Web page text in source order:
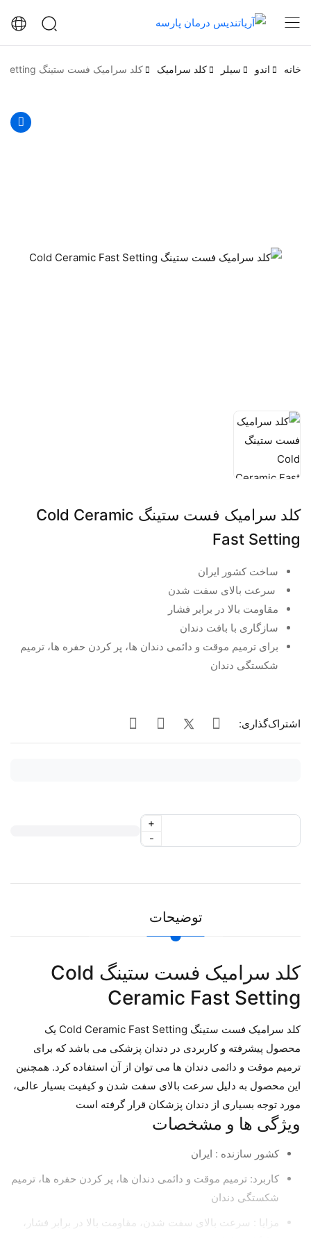
خانه اندو سیلر کلد سرامیک کلد سرامیک فست ستینگ Cold Ceramic Fast Setting
کلد سرامیک فست ستینگ Cold Ceramic
Fast Setting
ساخت کشور ایران
سرعت بالای سفت شدن
مقاومت بالا در برابر فشار
سازگاری با بافت دندان
برای ترمیم موقت و دائمی دندان ها، پر کردن حفره ها، ترمیم
شکستگی دندان
اشتراک‌گذاری:
-
+
توضیحات
کلد سرامیک فست ستینگ Cold
Ceramic Fast Setting
کلد سرامیک فست ستینگ Cold Ceramic Fast Setting یک
محصول پیشرفته و کاربردی در دندان پزشکی می باشد که برای
ترمیم موقت و دائمی دندان ها می توان از آن استفاده کرد. همچنین
این محصول به دلیل سرعت بالای سفت شدن و کیفیت بسیار عالی،
مورد توجه بسیاری از دندان پزشکان قرار گرفته است
ویژگی ها و مشخصات
کشور سازنده : ایران
کاربرد: ترمیم موقت و دائمی دندان ها، پر کردن حفره ها، ترمیم
شکستگی دندان
مزایا : سرعت بالای سفت شدن، مقاومت بالا در برابر فشار،